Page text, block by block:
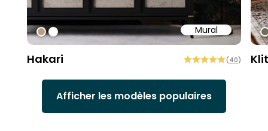
Mural
#bd9e7a
#ffffff
Hakari (40)
Afficher les modèles populaires